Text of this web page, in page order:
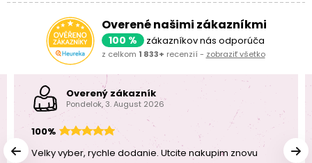
Overené našimi zákazníkmi
100 % zákazníkov nás odporúča
z celkom 1 833+ recenzií - zobraziť všetko
Overený zákazník
Pondelok, 3. August 2026
100%
Velky vyber, rychle dodanie. Utcite nakupim znovu